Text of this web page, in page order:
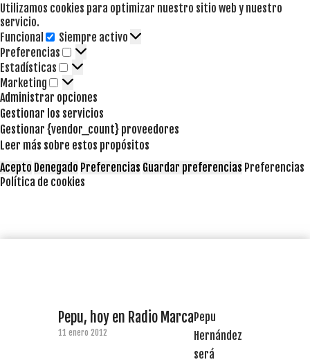
Utilizamos cookies para optimizar nuestro sitio web y nuestro
servicio.
Funcional
Funcional
Siempre activo
Preferencias
Preferencias
Estadísticas Estadísticas
Marketing Marketing
Administrar opciones
Gestionar los servicios
Gestionar {vendor_count} proveedores
Leer más sobre estos propósitos
Acepto Denegado Preferencias Guardar preferencias Preferencias
Política de cookies
Pepu, hoy en Radio Marca
11 enero 2012
Pepu
Hernández
será